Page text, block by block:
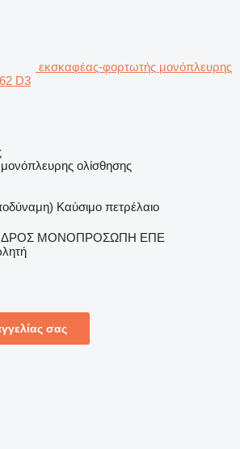
εκσκαφέας-φορτωτής μονόπλευρης
D3
ολίσθησης
Καύσιμο πετρέλαιο
ΜΟΝΟΠΡΟΣΩΠΗ ΕΠΕ
σας